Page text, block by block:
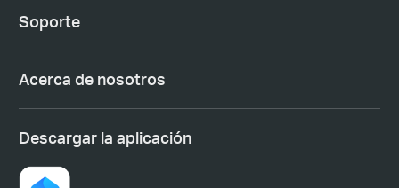
Soporte
Acerca de nosotros
Descargar la aplicación